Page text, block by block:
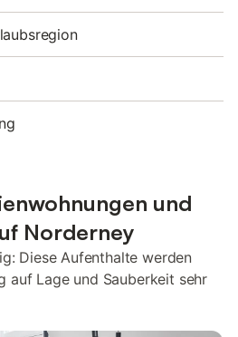
und
Norderney
Diese Aufenthalte werden
auf Lage und Sauberkeit sehr